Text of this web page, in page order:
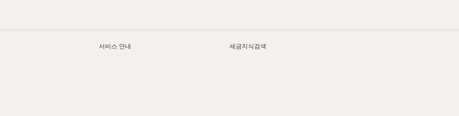
서비스 안내 세금지식검색